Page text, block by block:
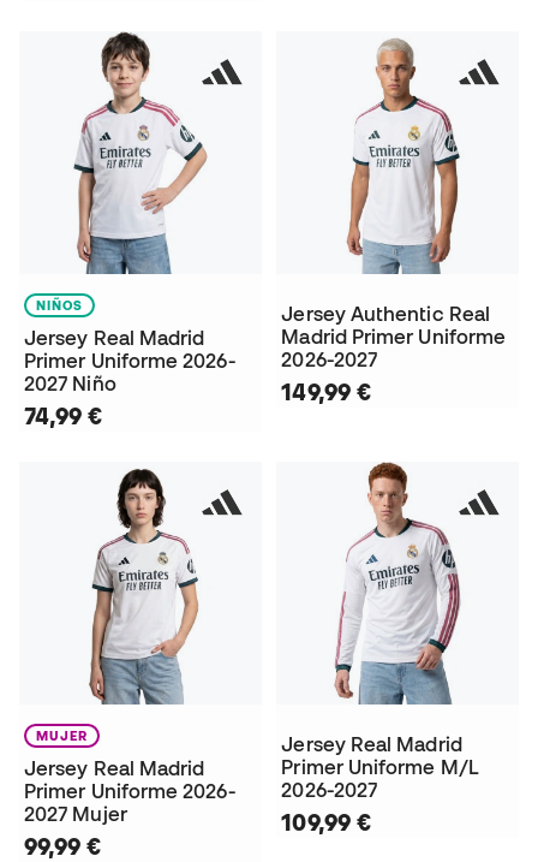
NIÑOS
Jersey Real Madrid
Primer Uniforme 2026-
2027 Niño
74,99 €
Jersey Authentic Real
Madrid Primer Uniforme
2026-2027
149,99 €
MUJER
Jersey Real Madrid
Primer Uniforme 2026-
2027 Mujer
99,99 €
Jersey Real Madrid
Primer Uniforme M/L
2026-2027
109,99 €